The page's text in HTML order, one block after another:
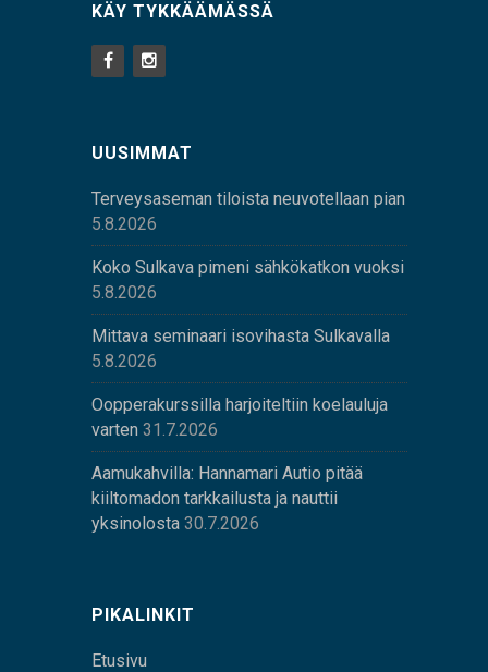
KÄY TYKKÄÄMÄSSÄ
UUSIMMAT
Terveysaseman tiloista neuvotellaan pian
5.8.2026
Koko Sulkava pimeni sähkökatkon vuoksi
5.8.2026
Mittava seminaari isovihasta Sulkavalla
5.8.2026
Oopperakurssilla harjoiteltiin koelauluja
varten 31.7.2026
Aamukahvilla: Hannamari Autio pitää
kiiltomadon tarkkailusta ja nauttii
yksinolosta 30.7.2026
PIKALINKIT
Etusivu